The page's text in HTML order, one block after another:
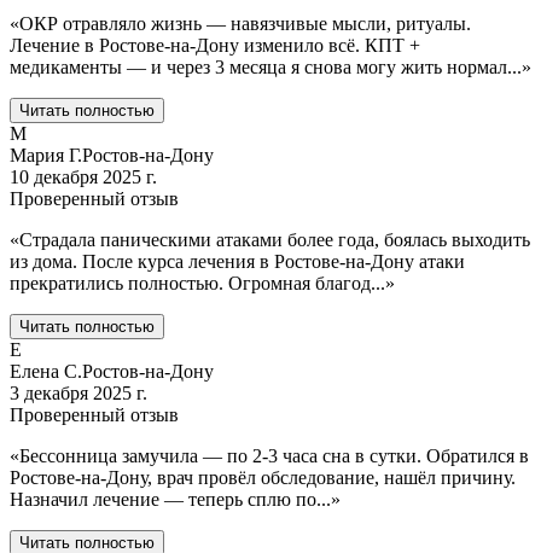
«ОКР отравляло жизнь — навязчивые мысли, ритуалы.
Лечение в Ростове-на-Дону изменило всё. КПТ +
медикаменты — и через 3 месяца я снова могу жить нормал...»
Читать полностью
М
Мария Г.Ростов-на-Дону
10 декабря 2025 г.
Проверенный отзыв
«Страдала паническими атаками более года, боялась выходить
из дома. После курса лечения в Ростове-на-Дону атаки
прекратились полностью. Огромная благод...»
Читать полностью
Е
Елена С.Ростов-на-Дону
3 декабря 2025 г.
Проверенный отзыв
«Бессонница замучила — по 2-3 часа сна в сутки. Обратился в
Ростове-на-Дону, врач провёл обследование, нашёл причину.
Назначил лечение — теперь сплю по...»
Читать полностью